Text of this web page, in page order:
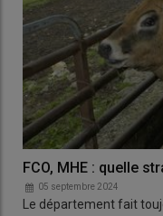
FCO, MHE : quelle
05 septembre 2024
Le département fait